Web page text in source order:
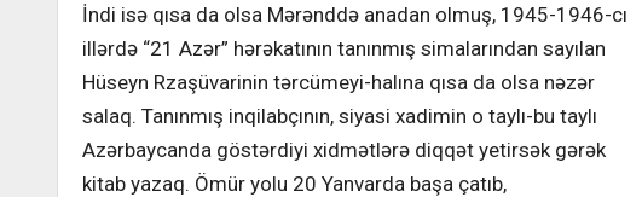
İndi isə qısa da olsa Mərənddə anadan olmuş, 1945-1946-cı
illərdə “21 Azər” hərəkatının tanınmış simalarından sayılan
Hüseyn Rzaşüvarinin tərcümeyi-halına qısa da olsa nəzər
salaq. Tanınmış inqilabçının, siyasi xadimin o taylı-bu taylı
Azərbaycanda göstərdiyi xidmətlərə diqqət yetirsək gərək
kitab yazaq. Ömür yolu 20 Yanvarda başa çatıb,